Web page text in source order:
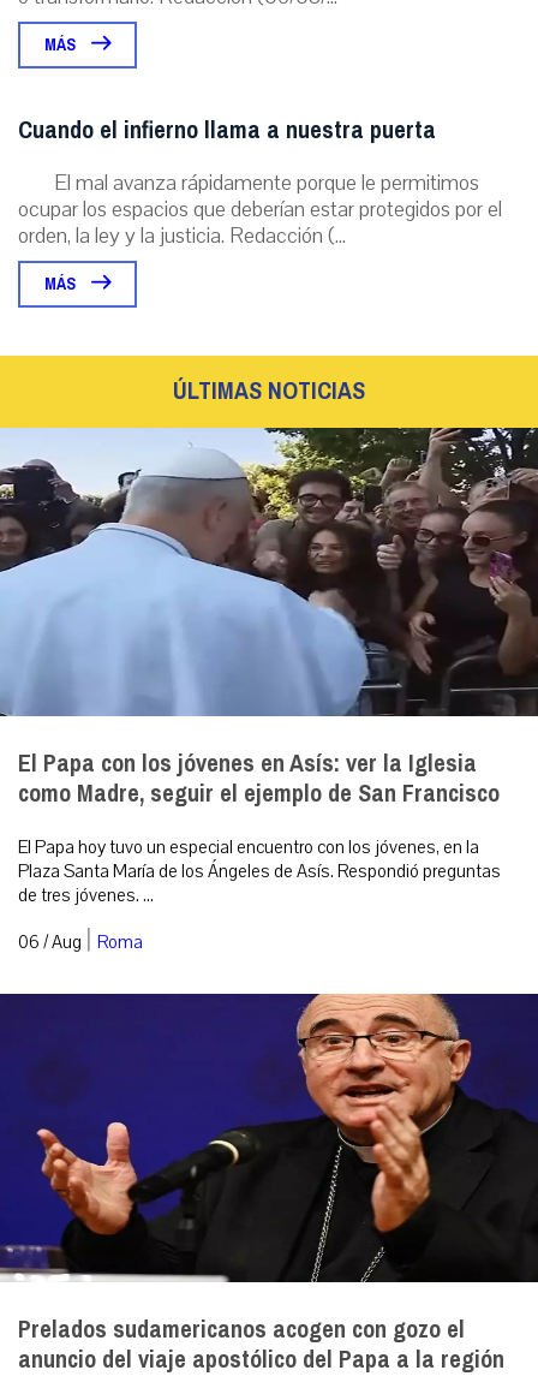
MÁS
Cuando el infierno llama a nuestra puerta
El mal avanza rápidamente porque le permitimos
ocupar los espacios que deberían estar protegidos por el
orden, la ley y la justicia. Redacción (...
MÁS
ÚLTIMAS NOTICIAS
El Papa con los jóvenes en Asís: ver la Iglesia
como Madre, seguir el ejemplo de San Francisco
El Papa hoy tuvo un especial encuentro con los jóvenes, en la
Plaza Santa María de los Ángeles de Asís. Respondió preguntas
de tres jóvenes. ...
06 / Aug | Roma
Prelados sudamericanos acogen con gozo el
anuncio del viaje apostólico del Papa a la región